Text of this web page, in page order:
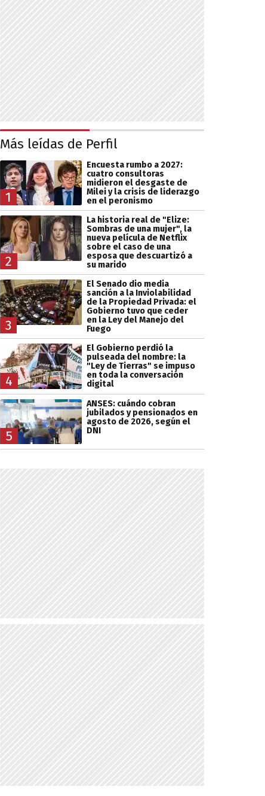
Más leídas de Perfil
1
Encuesta rumbo a 2027:
cuatro consultoras
midieron el desgaste de
Milei y la crisis de liderazgo
en el peronismo
2
La historia real de "Elize:
Sombras de una mujer", la
nueva película de Netflix
sobre el caso de una
esposa que descuartizó a
su marido
3
El Senado dio media
sanción a la Inviolabilidad
de la Propiedad Privada: el
Gobierno tuvo que ceder
en la Ley del Manejo del
Fuego
4
El Gobierno perdió la
pulseada del nombre: la
"Ley de Tierras" se impuso
en toda la conversación
digital
5
ANSES: cuándo cobran
jubilados y pensionados en
agosto de 2026, según el
DNI